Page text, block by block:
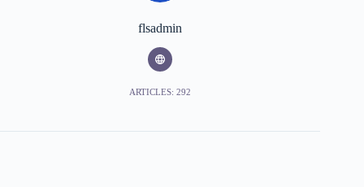
flsadmin
ARTICLES: 292